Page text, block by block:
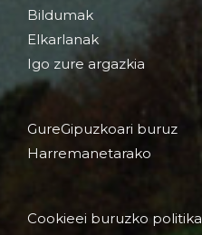
Bildumak
Elkarlanak
Igo zure argazkia
GureGipuzkoari buruz
Harremanetarako
Cookieei buruzko politika